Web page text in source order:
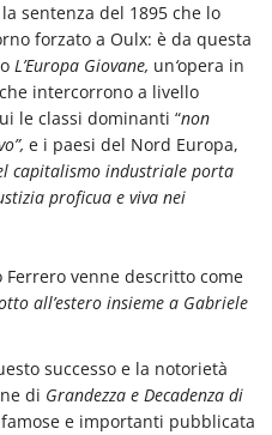
sentenza del 1895 che lo
forzato a Oulx: è da questa
L’Europa Giovane, un‘opera in
intercorrono a livello
le classi dominanti “non
e i paesi del Nord Europa,
capitalismo industriale porta
proficua e viva nei
Ferrero venne descritto come
all’estero insieme a Gabriele
successo e la notorietà
di Grandezza e Decadenza di
e importanti pubblicata